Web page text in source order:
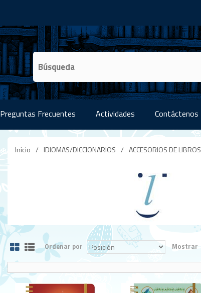
Preguntas Frecuentes Actividades Contáctenos
Inicio / IDIOMAS/DICCIONARIOS / ACCESORIOS DE LIBROS
Ordenar por Mostrar